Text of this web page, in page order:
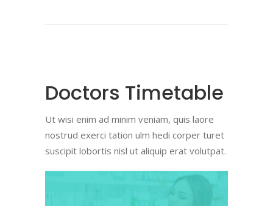
Doctors Timetable
Ut wisi enim ad minim veniam, quis laore
nostrud exerci tation ulm hedi corper turet
suscipit lobortis nisl ut aliquip erat volutpat.